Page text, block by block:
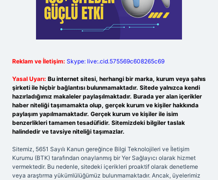
Reklam ve İletişim: Skype: live:.cid.575569c608265c69
Yasal Uyarı: Bu internet sitesi, herhangi bir marka, kurum veya şahıs
şirketi ile hiçbir bağlantısı bulunmamaktadır. Sitede yalnızca kendi
hazırladığımız makaleler paylaşılmaktadır. Burada yer alan içerikler
haber niteliği taşımamakta olup, gerçek kurum ve kişiler hakkında
paylaşım yapılmamaktadır. Gerçek kurum ve kişiler ile isim
benzerlikleri tamamen tesadüfidir. Sitemizdeki bilgiler taslak
halindedir ve tavsiye niteliği taşımazlar.
Sitemiz, 5651 Sayılı Kanun gereğince Bilgi Teknolojileri ve İletişim
Kurumu (BTK) tarafından onaylanmış bir Yer Sağlayıcı olarak hizmet
vermektedir. Bu nedenle, sitedeki içerikleri proaktif olarak denetleme
veya araştırma yükümlülüğümüz bulunmamaktadır. Ancak, üyelerimiz